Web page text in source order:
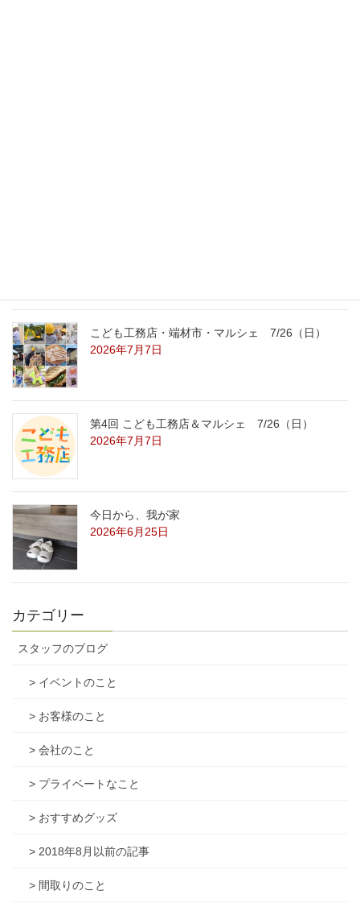
こども工務店・端材市・マルシェ 7/26（日）
2026年7月7日
第4回 こども工務店＆マルシェ 7/26（日）
2026年7月7日
今日から、我が家
2026年6月25日
カテゴリー
スタッフのブログ
> イベントのこと
> お客様のこと
> 会社のこと
> プライベートなこと
> おすすめグッズ
> 2018年8月以前の記事
> 間取りのこと